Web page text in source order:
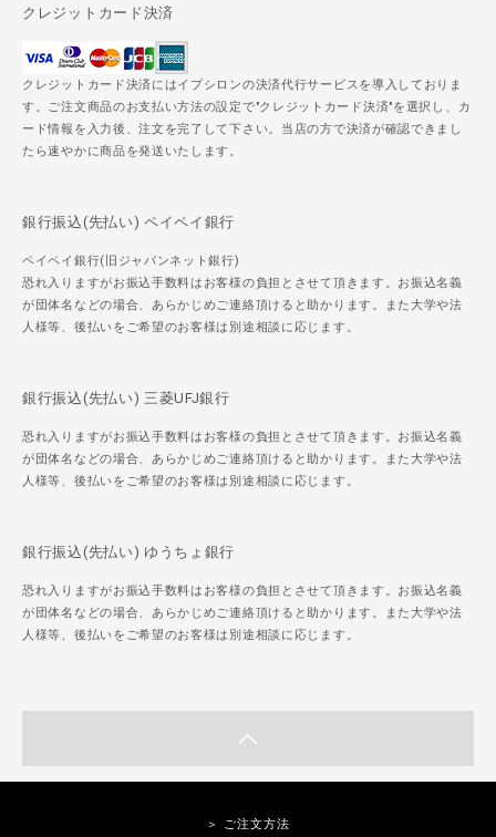
クレジットカード決済
クレジットカード決済にはイプシロンの決済代行サービスを導入しておりま
す。ご注文商品のお支払い方法の設定で"クレジットカード決済"を選択し、カ
ード情報を入力後、注文を完了して下さい。当店の方で決済が確認できまし
たら速やかに商品を発送いたします。
銀行振込(先払い) ペイペイ銀行
ペイペイ銀行(旧ジャパンネット銀行)
恐れ入りますがお振込手数料はお客様の負担とさせて頂きます。お振込名義
が団体名などの場合、あらかじめご連絡頂けると助かります。また大学や法
人様等、後払いをご希望のお客様は別途相談に応じます。
銀行振込(先払い) 三菱UFJ銀行
恐れ入りますがお振込手数料はお客様の負担とさせて頂きます。お振込名義
が団体名などの場合、あらかじめご連絡頂けると助かります。また大学や法
人様等、後払いをご希望のお客様は別途相談に応じます。
銀行振込(先払い) ゆうちょ銀行
恐れ入りますがお振込手数料はお客様の負担とさせて頂きます。お振込名義
が団体名などの場合、あらかじめご連絡頂けると助かります。また大学や法
人様等、後払いをご希望のお客様は別途相談に応じます。
＞ ご注文方法